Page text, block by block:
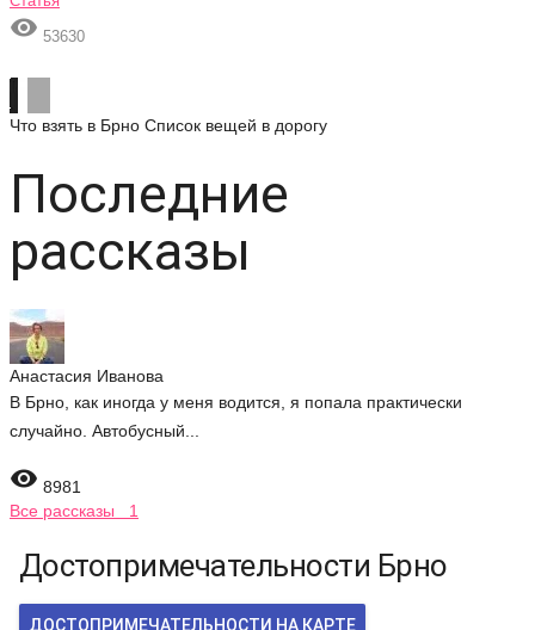
 53630
Что взять в Брно Список вещей в дорогу
Последние
рассказы
Анастасия Иванова
В Брно, как иногда у меня водится, я попала практически
случайно. Автобусный...
 8981
Все рассказы 1
Достопримечательности Брно
ДОСТОПРИМЕЧАТЕЛЬНОСТИ НА КАРТЕ